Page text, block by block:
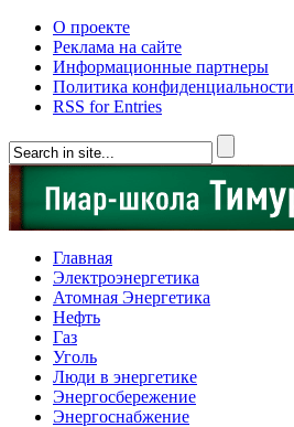
О проекте
Реклама на сайте
Информационные партнеры
Политика конфиденциальности
RSS for Entries
Главная
Электроэнергетика
Атомная Энергетика
Нефть
Газ
Уголь
Люди в энергетике
Энергосбережение
Энергоснабжение